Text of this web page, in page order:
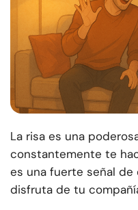
La risa es una
constantemente te
es una fuerte señal
disfruta de tu